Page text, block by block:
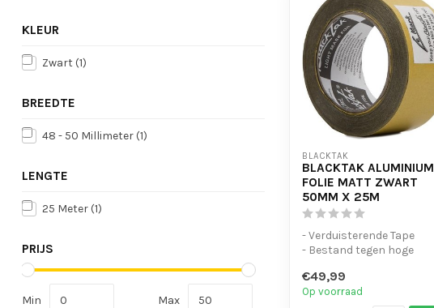
KLEUR
Zwart (1)
BREEDTE
48 - 50 Millimeter (1)
LENGTE
25 Meter (1)
PRIJS
Min Max
BLACKTAK
BLACKTAK ALUMINIUM
FOLIE MATT ZWART
50MM X 25M
- Verduisterende Tape
- Bestand tegen hoge
- Makkelijk verwerkbaar
€49,99
Op voorraad